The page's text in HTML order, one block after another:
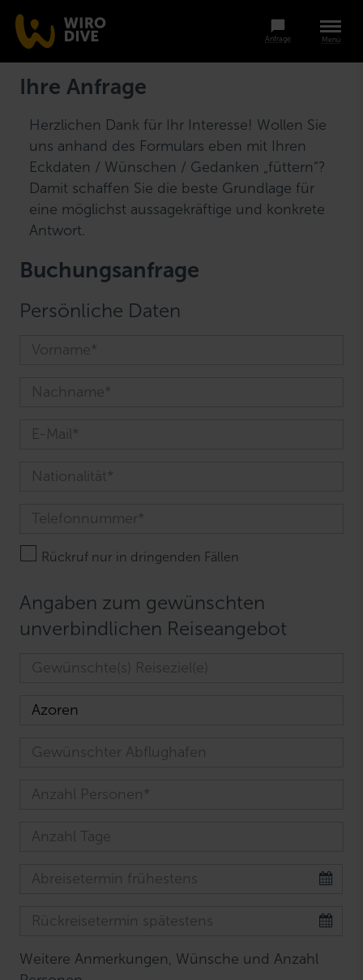
Menü
Anfrage
Ihre Anfrage
Herzlichen Dank für Ihr Interesse! Wollen Sie
uns anhand des Formulars eben mit Ihren
Eckdaten / Wünschen / Gedanken „füttern“?
Damit schaffen Sie die beste Grundlage für
eine möglichst aussagekräftige und konkrete
Antwort.
Buchungsanfrage
Persönliche Daten
Rückruf nur in dringenden Fällen
Angaben zum gewünschten
unverbindlichen Reiseangebot
Weitere Anmerkungen, Wünsche und Anzahl